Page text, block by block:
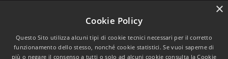
×
Cookie Policy
Questo Sito utilizza alcuni tipi di cookie tecnici necessari per il corretto
funzionamento dello stesso, nonché cookie statistici. Se vuoi saperne di
più o negare il consenso a tutti o solo ad alcuni cookie consulta la Cookie